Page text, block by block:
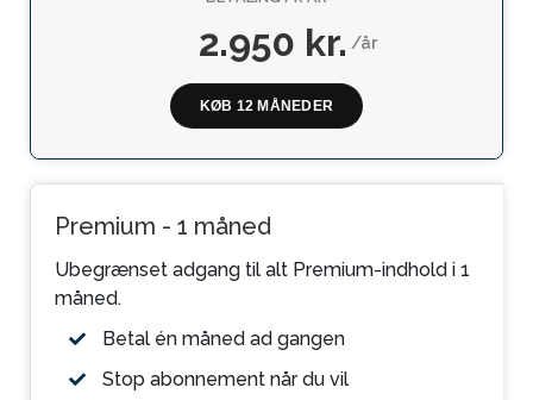
Premium - 1 måned
Ubegrænset adgang til alt Premium-indhold i 1
måned.
Betal én måned ad gangen
Stop abonnement når du vil
2.950 kr./år
KØB 12 MÅNEDER